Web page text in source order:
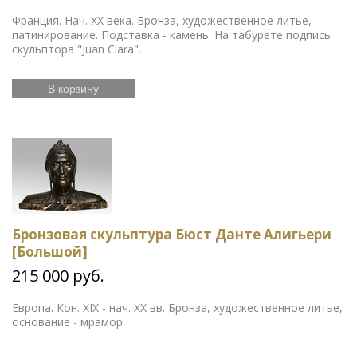
Франция. Нач. ХХ века. Бронза, художественное литье,
патинирование. Подставка - камень. На табурете подпись
скульптора "Juan Clara".
В корзину
Бронзовая скульптура Бюст Данте Алигьери
[Большой]
215 000 руб.
Европа. Кон. XIX - нач. ХХ вв. Бронза, художественное литье,
основание - мрамор.